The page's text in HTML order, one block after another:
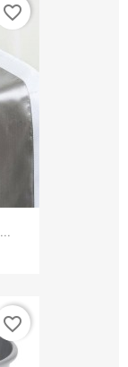
favorite_border
favorite_border